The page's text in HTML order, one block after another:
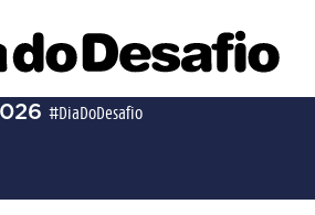
#DiaDoDesafio